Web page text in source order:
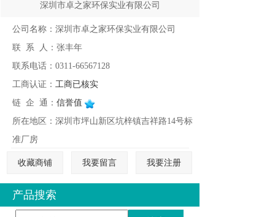
深圳市卓之家环保实业有限公司
公司名称：深圳市卓之家环保实业有限公司
联 系 人：张丰年
联系电话：0311-66567128
工商认证： 工商已核实
链 企 通： 信誉值
所在地区：深圳市坪山新区坑梓镇吉祥路14号标
准厂房
收藏商铺 我要留言 我要注册
产品搜索